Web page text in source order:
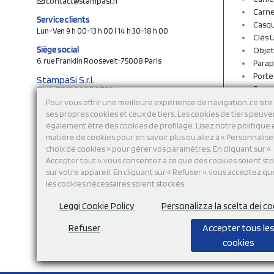
Pour vous offrir une meilleure expérience de navigation, ce
ses propres cookies et ceux de tiers. Les cookies de tiers
également être des cookies de profilage. Lisez notre politique
matière de cookies pour en savoir plus ou allez à «
choix de cookies » pour gérer vos paramètres. En cliquant sur «
Accepter tout », vous consentez à ce que des cookies soient
sur votre appareil. En cliquant sur « Refuser », vous acceptez
les cookies nécessaires soient stockés.
Leggi Cookie Policy Personalizza la scelta dei
Refuser
Accepter tous les
cookies
Service clients
Lun-Ven 9 h 00-13 h 00 | 14 h 30-18 h 00
Siège social
6, rue Franklin Roosevelt-75008 Paris
StampaSi S.r.l.
TVA FR13922807334
N° Rea MI-2110632
Capital social € 250.000 i.v.
Découvrez notre catalogue en ligne
Clés
Sac
Sac
Sacs
Sacs
Stylo
T-
Modalité depaiement